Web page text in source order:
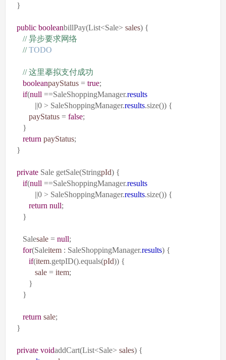
}
public booleanbillPay(List<Sale> sales) {
//异步要求网络
//TODO
//这里摹拟支付成功
booleanpayStatus = true;
if(null ==SaleShoppingManager.results
||0 > SaleShoppingManager.results.size()) {
payStatus = false;
}
return payStatus;
}
private Sale getSale(StringpId) {
if(null ==SaleShoppingManager.results
||0 > SaleShoppingManager.results.size()) {
return null;
}
Salesale = null;
for(Saleitem : SaleShoppingManager.results) {
if(item.getpID().equals(pId)) {
sale = item;
}
}
return sale;
}
private voidaddCart(List<Sale> sales) {